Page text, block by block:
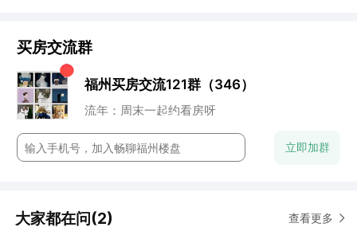
买房交流群
福州买房交流121群（346）
小石头：地段还行
七七妈：性价比高
流年：周末一起约看房呀
chun：附近的商业配置怎么样？
立即加群
大家都在问(2) 查看更多